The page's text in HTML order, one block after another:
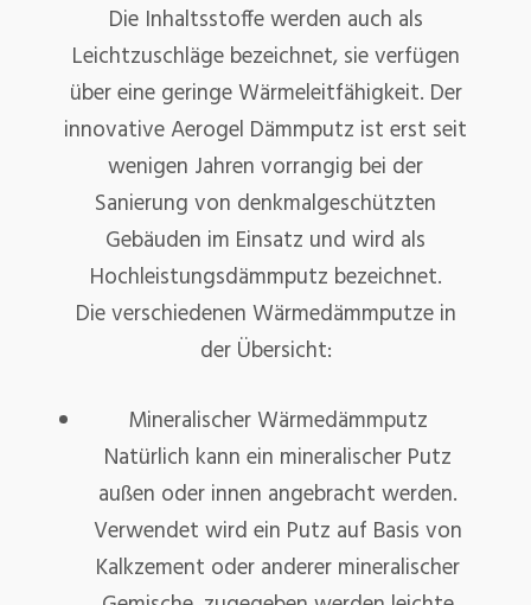
Die Inhaltsstoffe werden auch als
Leichtzuschläge bezeichnet, sie verfügen
über eine geringe Wärmeleitfähigkeit. Der
innovative Aerogel Dämmputz ist erst seit
wenigen Jahren vorrangig bei der
Sanierung von denkmalgeschützten
Gebäuden im Einsatz und wird als
Hochleistungsdämmputz bezeichnet.
Die verschiedenen Wärmedämmputze in
der Übersicht:
Mineralischer Wärmedämmputz
Natürlich kann ein mineralischer Putz
außen oder innen angebracht werden.
Verwendet wird ein Putz auf Basis von
Kalkzement oder anderer mineralischer